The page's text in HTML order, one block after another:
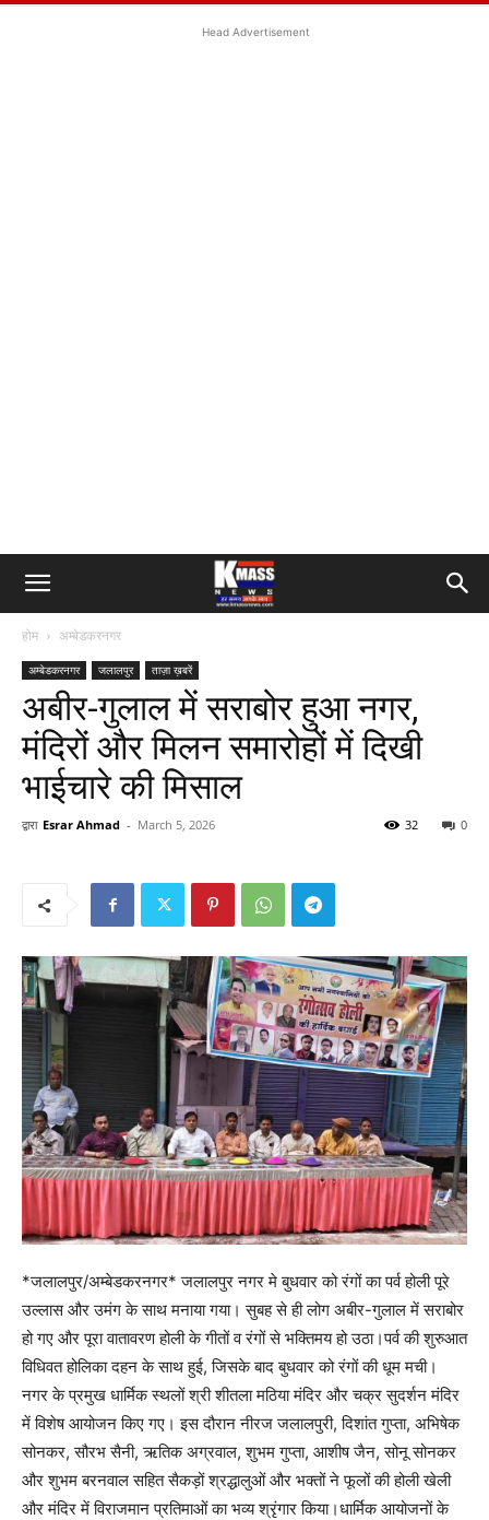
Head Advertisement
होम अम्बेडकरनगर
अम्बेडकरनगर जलालपुर ताज़ा ख़बरें
अबीर-गुलाल में सराबोर हुआ नगर,
मंदिरों और मिलन समारोहों में दिखी
भाईचारे की मिसाल
द्वारा Esrar Ahmad - March 5, 2026 0
32
*जलालपुर/अम्बेडकरनगर* जलालपुर नगर मे बुधवार को रंगों का पर्व होली पूरे
उल्लास और उमंग के साथ मनाया गया। सुबह से ही लोग अबीर-गुलाल में सराबोर
हो गए और पूरा वातावरण होली के गीतों व रंगों से भक्तिमय हो उठा।पर्व की शुरुआत
विधिवत होलिका दहन के साथ हुई, जिसके बाद बुधवार को रंगों की धूम मची।
नगर के प्रमुख धार्मिक स्थलों श्री शीतला मठिया मंदिर और चक्र सुदर्शन मंदिर
में विशेष आयोजन किए गए। इस दौरान नीरज जलालपुरी, दिशांत गुप्ता, अभिषेक
सोनकर, सौरभ सैनी, ऋतिक अग्रवाल, शुभम गुप्ता, आशीष जैन, सोनू सोनकर
और शुभम बरनवाल सहित सैकड़ों श्रद्धालुओं और भक्तों ने फूलों की होली खेली
और मंदिर में विराजमान प्रतिमाओं का भव्य श्रृंगार किया।धार्मिक आयोजनों के